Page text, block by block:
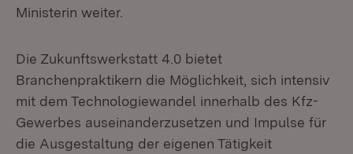
Ministerin weiter.
Die Zukunftswerkstatt 4.0 bietet
Branchenpraktikern die Möglichkeit, sich intensiv
mit dem Technologiewandel innerhalb des Kfz-
Gewerbes auseinanderzusetzen und Impulse für
die Ausgestaltung der eigenen Tätigkeit